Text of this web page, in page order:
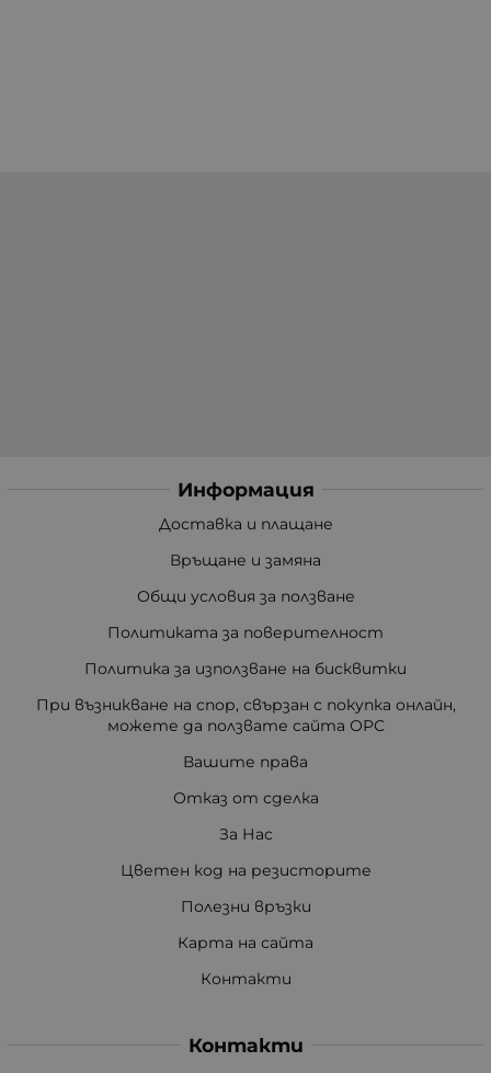
Информация
Доставка и плащане
Връщане и замяна
Общи условия за ползване
Политиката за поверителност
Политика за използване на бисквитки
При възникване на спор, свързан с покупка онлайн,
можете да ползвате сайта ОРС
Вашите права
Отказ от сделка
За Нас
Цветен код на резисторите
Полезни връзки
Карта на сайта
Контакти
Контакти